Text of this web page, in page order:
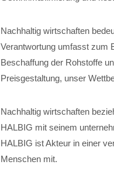
Nachhaltig wirtschaften
Verantwortung umfasst zum
Beschaffung der Rohstoffe
Preisgestaltung, unser
Nachhaltig wirtschaften
HALBIG mit seinem
HALBIG ist Akteur in einer
Menschen mit.